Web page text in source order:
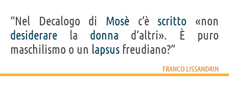
“Nel Decalogo di Mosè c’è scritto «non
desiderare la donna d’altri». È puro
maschilismo o un lapsus freudiano?”
FRANCO LISSANDRIN